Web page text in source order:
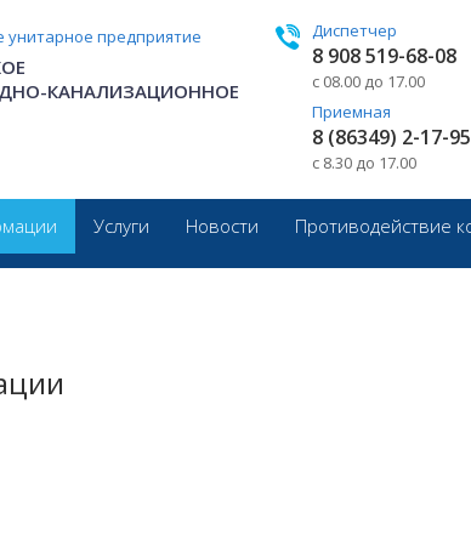
предприятие
КАНАЛИЗАЦИОННОЕ
Диспетчер
8 908 519-68-08
с 08.00 до 17.00
Приемная
8 (86349) 2-17-95
с 8.30 до 17.00
Услуги Новости Противодействие